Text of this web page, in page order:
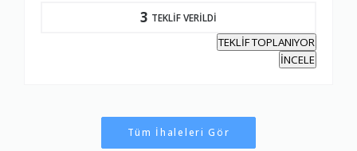
3 TEKLİF VERİLDİ
TEKLİF TOPLANIYOR
İNCELE
Tüm İhaleleri Gör